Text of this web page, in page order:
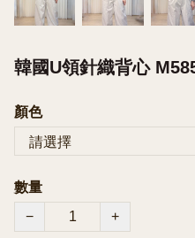
韓國U領針織背心
顏色
數量
−
+